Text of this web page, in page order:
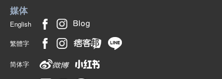
媒体
English
繁體字
简体字